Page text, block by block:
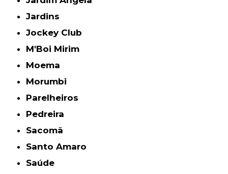
Jardins
Jockey Club
M'Boi Mirim
Moema
Morumbi
Parelheiros
Pedreira
Sacomã
Santo Amaro
Saúde